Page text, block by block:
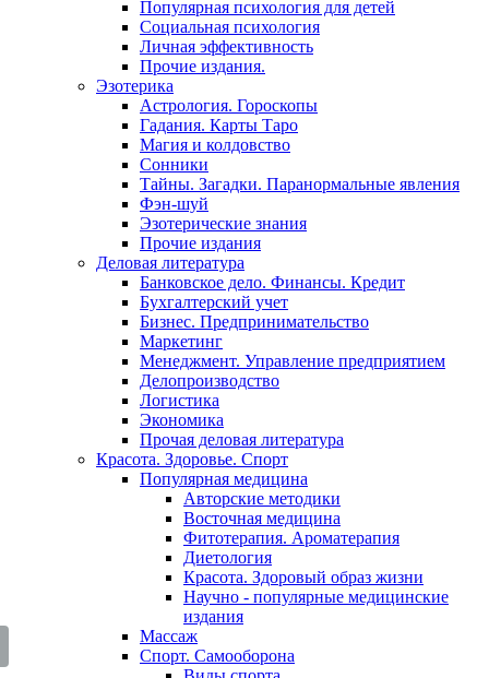
Популярная психология для детей
Социальная психология
Личная эффективность
Прочие издания.
Эзотерика
Астрология. Гороскопы
Гадания. Карты Таро
Магия и колдовство
Сонники
Тайны. Загадки. Паранормальные явления
Фэн-шуй
Эзотерические знания
Прочие издания
Деловая литература
Банковское дело. Финансы. Кредит
Бухгалтерский учет
Бизнес. Предпринимательство
Маркетинг
Менеджмент. Управление предприятием
Делопроизводство
Логистика
Экономика
Прочая деловая литература
Красота. Здоровье. Спорт
Популярная медицина
Авторские методики
Восточная медицина
Фитотерапия. Ароматерапия
Диетология
Красота. Здоровый образ жизни
Научно - популярные медицинские
издания
Массаж
Спорт. Самооборона